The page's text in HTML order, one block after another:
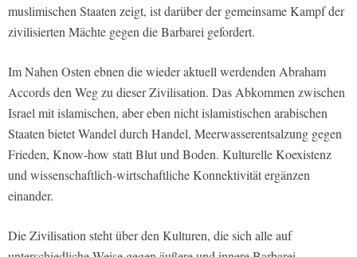
muslimischen Staaten zeigt, ist darüber der gemeinsame Kampf der
zivilisierten Mächte gegen die Barbarei gefordert.
Im Nahen Osten ebnen die wieder aktuell werdenden Abraham
Accords den Weg zu dieser Zivilisation. Das Abkommen zwischen
Israel mit islamischen, aber eben nicht islamistischen arabischen
Staaten bietet Wandel durch Handel, Meerwasserentsalzung gegen
Frieden, Know-how statt Blut und Boden. Kulturelle Koexistenz
und wissenschaftlich-wirtschaftliche Konnektivität ergänzen
einander.
Die Zivilisation steht über den Kulturen, die sich alle auf